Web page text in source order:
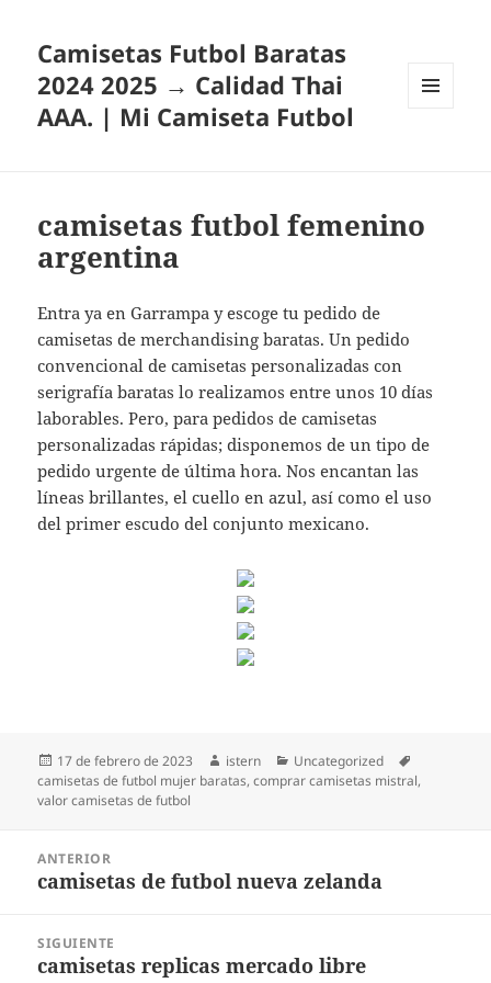
Camisetas Futbol Baratas
2024 2025 → Calidad Thai
AAA. | Mi Camiseta Futbol
camisetas futbol femenino
argentina
Entra ya en Garrampa y escoge tu pedido de
camisetas de merchandising baratas. Un pedido
convencional de camisetas personalizadas con
serigrafía baratas lo realizamos entre unos 10 días
laborables. Pero, para pedidos de camisetas
personalizadas rápidas; disponemos de un tipo de
pedido urgente de última hora. Nos encantan las
líneas brillantes, el cuello en azul, así como el uso
del primer escudo del conjunto mexicano.
Publicado
el
17 de febrero de 2023 Autor
istern Categorías
Uncategorized
camisetas de futbol mujer baratas,comprar camisetas mistral,
valor camisetas de futbol
entradas
ANTERIOR
Entrada
camisetas de futbol nueva zelanda
SIGUIENTE
Entrada
camisetas replicas mercado libre